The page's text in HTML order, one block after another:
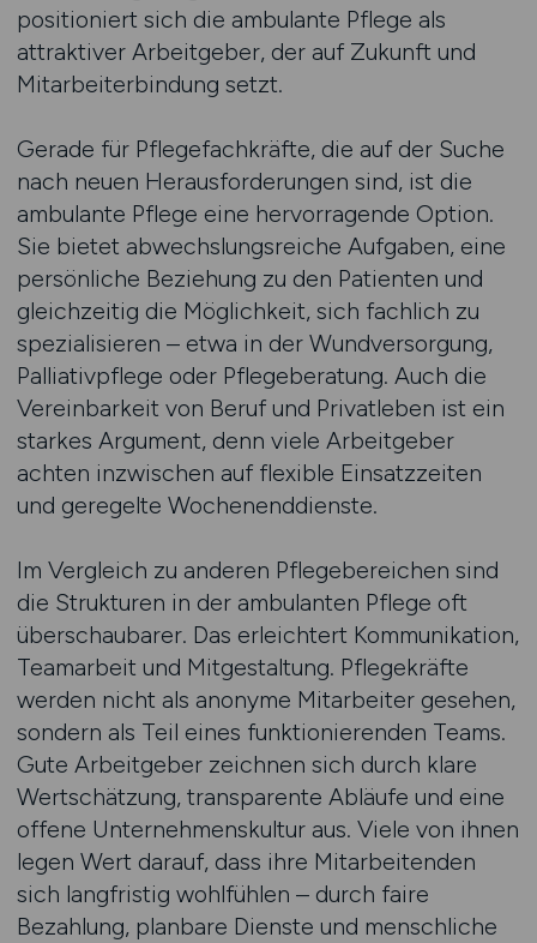
positioniert sich die ambulante Pflege als
attraktiver Arbeitgeber, der auf Zukunft und
Mitarbeiterbindung setzt.
Gerade für Pflegefachkräfte, die auf der Suche
nach neuen Herausforderungen sind, ist die
ambulante Pflege eine hervorragende Option.
Sie bietet abwechslungsreiche Aufgaben, eine
persönliche Beziehung zu den Patienten und
gleichzeitig die Möglichkeit, sich fachlich zu
spezialisieren – etwa in der Wundversorgung,
Palliativpflege oder Pflegeberatung. Auch die
Vereinbarkeit von Beruf und Privatleben ist ein
starkes Argument, denn viele Arbeitgeber
achten inzwischen auf flexible Einsatzzeiten
und geregelte Wochenenddienste.
Im Vergleich zu anderen Pflegebereichen sind
die Strukturen in der ambulanten Pflege oft
überschaubarer. Das erleichtert Kommunikation,
Teamarbeit und Mitgestaltung. Pflegekräfte
werden nicht als anonyme Mitarbeiter gesehen,
sondern als Teil eines funktionierenden Teams.
Gute Arbeitgeber zeichnen sich durch klare
Wertschätzung, transparente Abläufe und eine
offene Unternehmenskultur aus. Viele von ihnen
legen Wert darauf, dass ihre Mitarbeitenden
sich langfristig wohlfühlen – durch faire
Bezahlung, planbare Dienste und menschliche